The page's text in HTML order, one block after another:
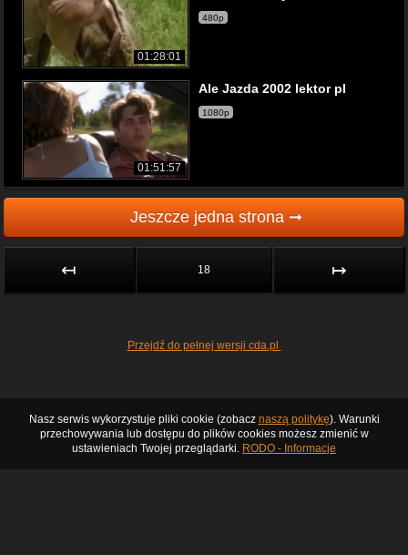
01:28:01
480p
01:51:57
Ale Jazda 2002 lektor pl
1080p
Jeszcze jedna strona ➞
↤ 18 ↦
Przejdź do pełnej wersji cda.pl
Nasz serwis wykorzystuje pliki cookie (zobacz naszą politykę). Warunki
przechowywania lub dostępu do plików cookies możesz zmienić w
ustawieniach Twojej przeglądarki. RODO - Informacje